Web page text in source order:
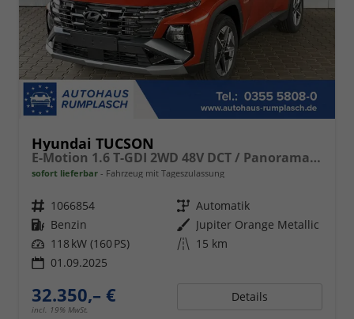
Hyundai TUCSON
E-Motion 1.6 T-GDI 2WD 48V DCT / Panoramadach ACC Sitz + Lenkradheizung LED Navi PDC V&H Kamera Alu 18"
sofort lieferbar Fahrzeug mit Tageszulassung
Fahrzeugnr. 1066854 Getriebe Automatik
Kraftstoff Benzin Außenfarbe Jupiter Orange Metallic
Leistung 118 kW (160 PS) Kilometerstand 15 km
01.09.2025
32.350,– €
incl. 19% MwSt.
Details